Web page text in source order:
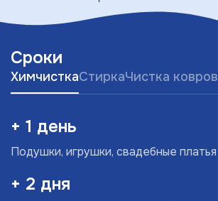
Сроки
ХимчисткаСтиркаЧистка ковров
+ 1 день
Подушки, игрушки, свадебные платья
+ 2 дня